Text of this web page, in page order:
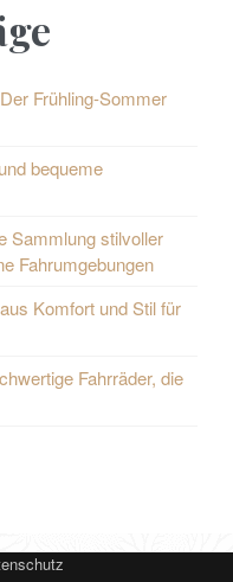
Frühling-Sommer
bequeme
Sammlung stilvoller
Fahrumgebungen
Komfort und Stil für
Fahrräder, die